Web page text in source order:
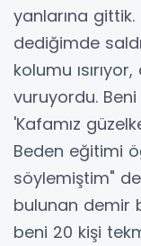
yanlarına
dediğimde
kolumu
vuruyordu.
'Kafamız
Beden eğitimi
söylemiştim"
bulunan demir
beni 20 kişi